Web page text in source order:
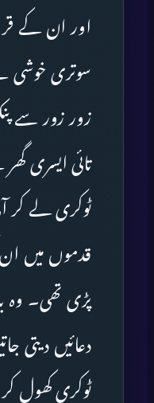
اور ان کے
سوتری خوشی
زور زور سے
تائی ایسری
ٹوکری لے کر
قدموں میں
پڑی تھی۔
دعائیں دیتی
ٹوکری کھول